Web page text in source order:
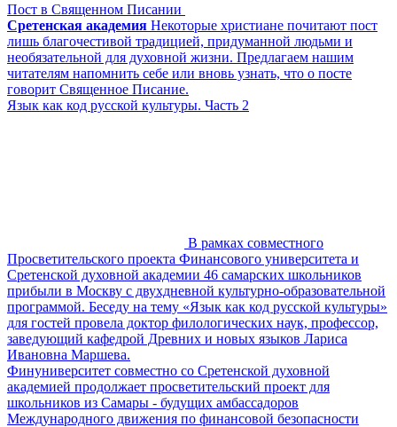
Пост в Священном Писании
Сретенская академия Некоторые христиане почитают пост
лишь благочестивой традицией, придуманной людьми и
необязательной для духовной жизни. Предлагаем нашим
читателям напомнить себе или вновь узнать, что о посте
говорит Священное Писание.
Язык как код русской культуры. Часть 2
В рамках совместного
Просветительского проекта Финансового университета и
Сретенской духовной академии 46 самарских школьников
прибыли в Москву с двухдневной культурно-образовательной
программой. Беседу на тему «Язык как код русской культуры»
для гостей провела доктор филологических наук, профессор,
заведующий кафедрой Древних и новых языков Лариса
Ивановна Маршева.
Финуниверситет совместно со Сретенской духовной
академией продолжает просветительский проект для
школьников из Самары - будущих амбассадоров
Международного движения по финансовой безопасности